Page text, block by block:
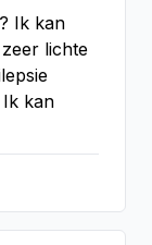
Ik kan
lichte
kan